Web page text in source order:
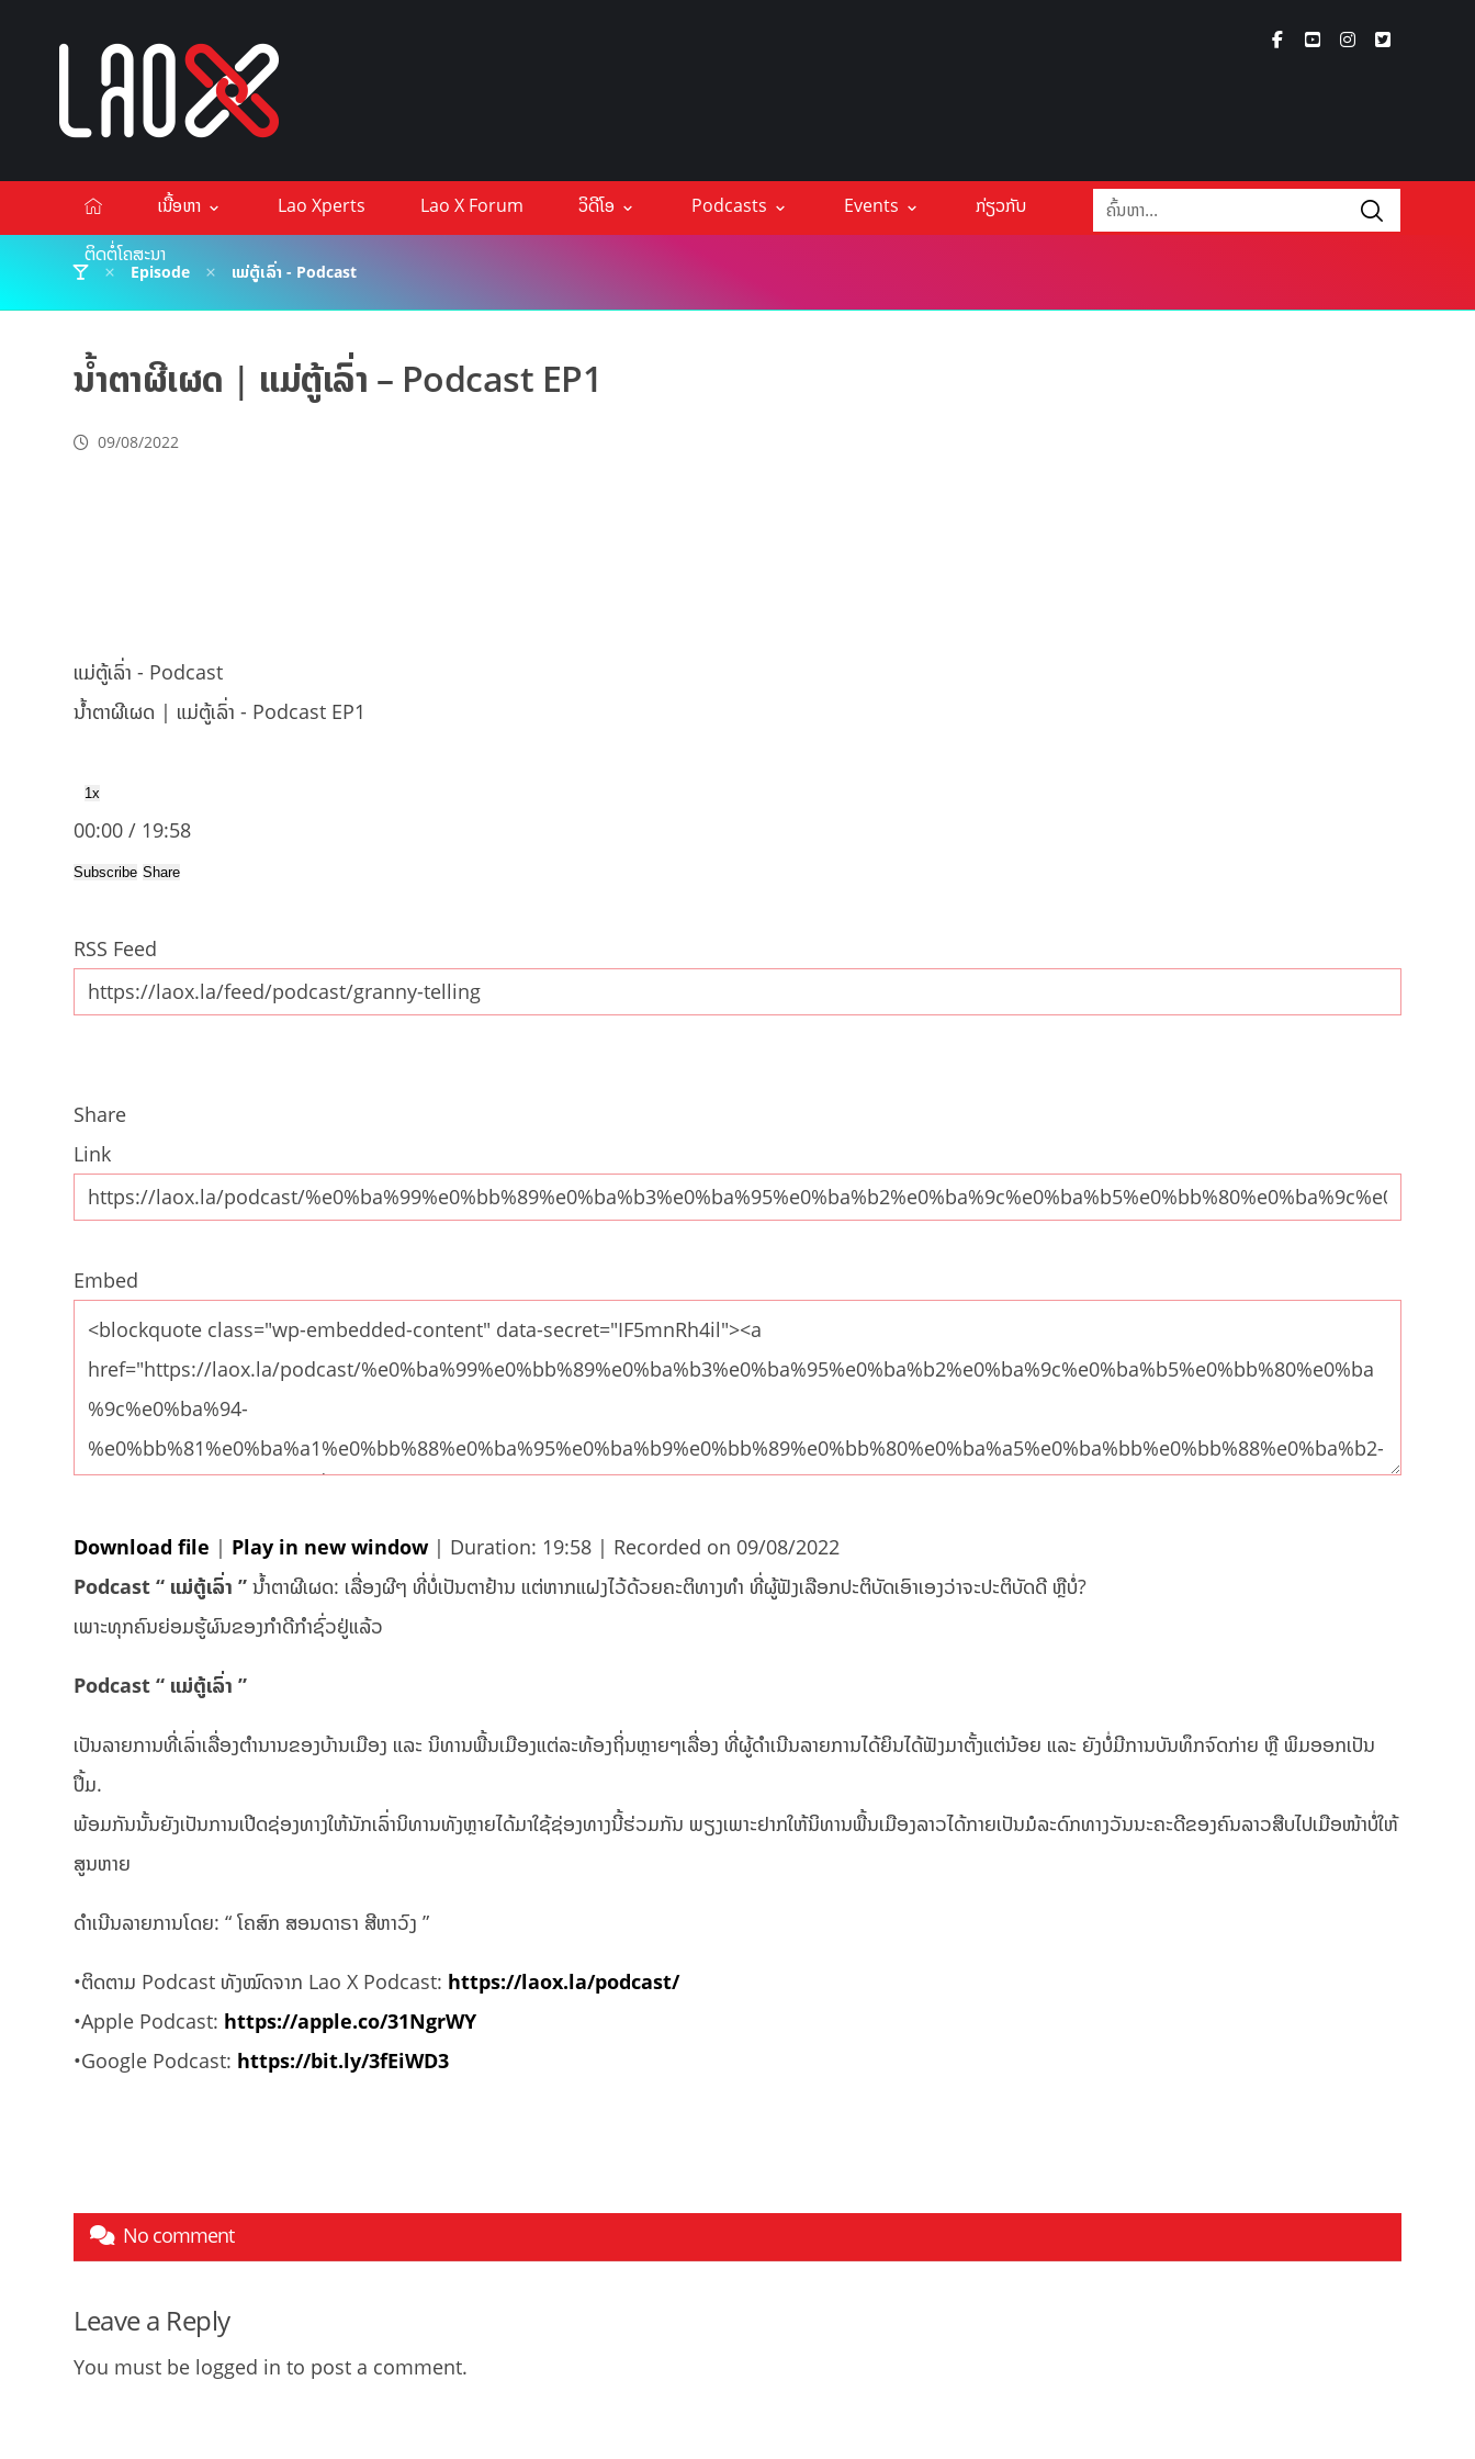
ເນື້ອຫາ Lao Xperts Lao X Forum ວິດີໂອ Podcasts Events
ກ່ຽວກັບ
ຕິດຕໍ່ໂຄສະນາ
Episode ແມ່ຕູ້ເລົ່າ - Podcast
ນ້ຳຕາຜີເຜດ | ແມ່ຕູ້ເລົ່າ – Podcast EP1
09/08/2022
ແມ່ຕູ້ເລົ່າ - Podcast
ນ້ຳຕາຜີເຜດ | ແມ່ຕູ້ເລົ່າ - Podcast EP1
1x
00:00 / 19:58
Subscribe Share
RSS Feed
Share
Link
Embed
Download file | Play in new window| Duration: 19:58 | Recorded on 09/08/2022
Podcast “ ແມ່ຕູ້ເລົ່າ ” ນ້ຳຕາຜີເຜດ: ເລື່ອງຜີໆ ທີ່ບໍ່ເປັນຕາຢ້ານ ແຕ່ຫາກແຝງໄວ້ດ້ວຍຄະຕິທາງທຳ ທີ່ຜູ້ຟັງເລືອກປະຕິບັດເອົາເອງວ່າຈະປະຕິບັດດີ ຫຼືບໍ່?
ເພາະທຸກຄົນຍ່ອມຮູ້ຜົນຂອງກຳດີກຳຊົ່ວຢູ່ແລ້ວ
Podcast “ ແມ່ຕູ້ເລົ່າ ”
ເປັນລາຍການທີ່ເລົ່າເລື່ອງຕຳນານຂອງບ້ານເມືອງ ແລະ ນິທານພື້ນເມືອງແຕ່ລະທ້ອງຖິ່ນຫຼາຍໆເລື່ອງ ທີ່ຜູ້ດຳເນີນລາຍການໄດ້ຍິນໄດ້ຟັງມາຕັ້ງແຕ່ນ້ອຍ ແລະ ຍັງບໍ່ມີການບັນທຶກຈົດກ່າຍ ຫຼື ພິມອອກເປັນ
ປຶ້ມ.
ພ້ອມກັນນັ້ນຍັງເປັນການເປີດຊ່ອງທາງໃຫ້ນັກເລົ່ານິທານທັງຫຼາຍໄດ້ມາໃຊ້ຊ່ອງທາງນີ້ຮ່ວມກັນ ພຽງເພາະຢາກໃຫ້ນິທານພື້ນເມືອງລາວໄດ້ກາຍເປັນມໍລະດົກທາງວັນນະຄະດີຂອງຄົນລາວສືບໄປເມືອໜ້າບໍ່ໃຫ້
ສູນຫາຍ
ດຳເນີນລາຍການໂດຍ: “ ໂຄສົກ ສອນດາຣາ ສີຫາວົງ ”
•ຕິດຕາມ Podcast ທັງໝົດຈາກ Lao X Podcast: https://laox.la/podcast/
•Apple Podcast: https://apple.co/31NgrWY
•Google Podcast: https://bit.ly/3fEiWD3
No comment
Leave a Reply
You must be logged in to post a comment.